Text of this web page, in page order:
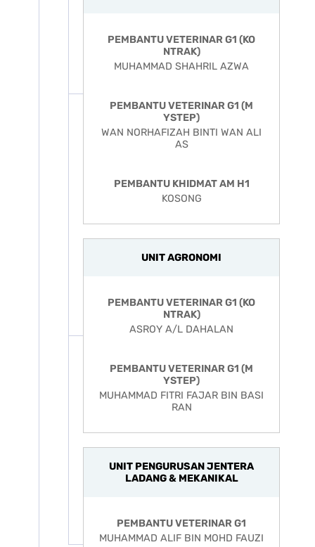
PEMBANTU VETERINAR G1 (KO
NTRAK)
MUHAMMAD SHAHRIL AZWA
PEMBANTU VETERINAR G1 (M
YSTEP)
WAN NORHAFIZAH BINTI WAN ALI
AS
PEMBANTU KHIDMAT AM H1
KOSONG
UNIT AGRONOMI
PEMBANTU VETERINAR G1 (KO
NTRAK)
ASROY A/L DAHALAN
PEMBANTU VETERINAR G1 (M
YSTEP)
MUHAMMAD FITRI FAJAR BIN BASI
RAN
UNIT PENGURUSAN JENTERA
LADANG & MEKANIKAL
PEMBANTU VETERINAR G1
MUHAMMAD ALIF BIN MOHD FAUZI